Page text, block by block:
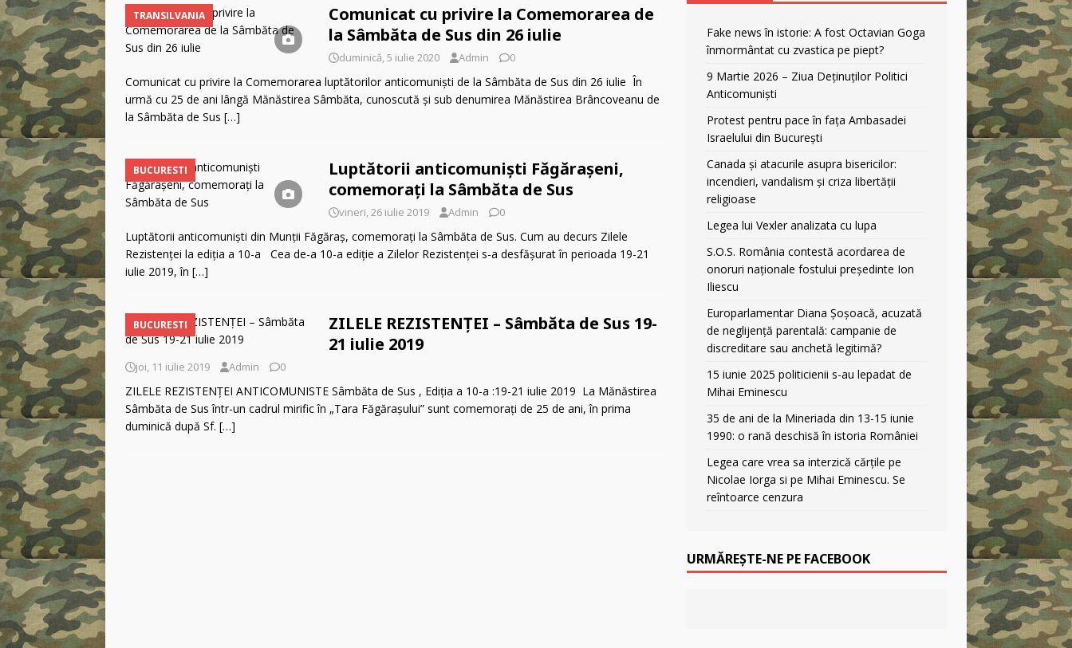
[ vineri, 2 ianuarie 2026 ] Legea lui Vexler analizata cu lupa
OPINII
[ miercuri, 29 aprilie 2026 ]
Fake news în istorie: A fost Octavian Goga înmormântat cu
TRANSILVANIA
Comunicat cu privire la Comemorarea de
la Sâmbăta de Sus din 26 iulie
duminică, 5 iulie 2020 Admin 0
Comunicat cu privire la Comemorarea luptătorilor anticomuniști de la Sâmbăta de Sus din 26 iulie În
urmă cu 25 de ani lângă Mănăstirea Sâmbăta, cunoscută și sub denumirea Mănăstirea Brâncoveanu de
la Sâmbăta de Sus […]
BUCURESTI
Luptătorii anticomuniști Făgărașeni,
comemorați la Sâmbăta de Sus
vineri, 26 iulie 2019 Admin 0
Luptătorii anticomuniști din Munții Făgăraș, comemorați la Sâmbăta de Sus. Cum au decurs Zilele
Rezistenței la ediția a 10-a Cea de-a 10-a ediție a Zilelor Rezistenței s-a desfășurat în perioada 19-21
iulie 2019, în […]
BUCURESTI
ZILELE REZISTENȚEI – Sâmbăta de Sus 19-
21 iulie 2019
joi, 11 iulie 2019 Admin 0
ZILELE REZISTENȚEI ANTICOMUNISTE Sâmbăta de Sus , Ediția a 10-a :19-21 iulie 2019 La Mănăstirea
Sâmbăta de Sus într-un cadrul mirific în „Tara Făgăraşului” sunt comemoraţi de 25 de ani, în prima
duminică după Sf. […]
Fake news în istorie: A fost Octavian Goga
înmormântat cu zvastica pe piept?
9 Martie 2026 – Ziua Deținuților Politici
Anticomuniști
Protest pentru pace în fața Ambasadei
Israelului din București
Canada și atacurile asupra bisericilor:
incendieri, vandalism și criza libertății
religioase
Legea lui Vexler analizata cu lupa
S.O.S. România contestă acordarea de
onoruri naționale fostului președinte Ion
Iliescu
Europarlamentar Diana Șoșoacă, acuzată
de neglijență parentală: campanie de
discreditare sau anchetă legitimă?
15 iunie 2025 politicienii s-au lepadat de
Mihai Eminescu
35 de ani de la Mineriada din 13-15 iunie
1990: o rană deschisă în istoria României
Legea care vrea sa interzică cărțile pe
Nicolae Iorga si pe Mihai Eminescu. Se
reîntoarce cenzura
URMĂREȘTE-NE PE FACEBOOK